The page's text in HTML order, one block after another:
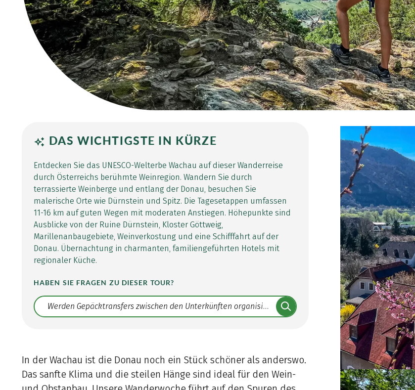
DAS WICHTIGSTE IN KÜRZE
Entdecken Sie das UNESCO-Welterbe Wachau auf dieser Wanderreise
durch Österreichs berühmte Weinregion. Wandern Sie durch
terrassierte Weinberge und entlang der Donau, besuchen Sie
malerische Orte wie Dürnstein und Spitz. Die Tagesetappen umfassen
11-16 km auf guten Wegen mit moderaten Anstiegen. Höhepunkte sind
Ausblicke von der Ruine Dürnstein, Kloster Göttweig,
Marillenanbaugebiete, Weinverkostung und eine Schifffahrt auf der
Donau. Übernachtung in charmanten, familiengeführten Hotels mit
regionaler Küche.
HABEN SIE FRAGEN ZU DIESER TOUR?
Translate: a11y.faq.search
In der Wachau ist die Donau noch ein Stück schöner als anderswo.
Das sanfte Klima und die steilen Hänge sind ideal für den Wein-